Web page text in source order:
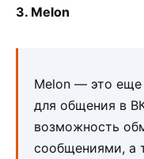
3. Melon
Melon — это еще
для общения в
возможность
сообщениями, а